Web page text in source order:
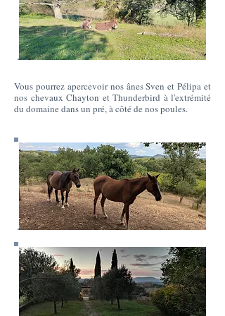
Vous pourrez apercevoir nos ânes Sven et Pélipa et
nos chevaux Chayton et Thunderbird à l'extrémité
du domaine dans un pré, à côté de nos poules.